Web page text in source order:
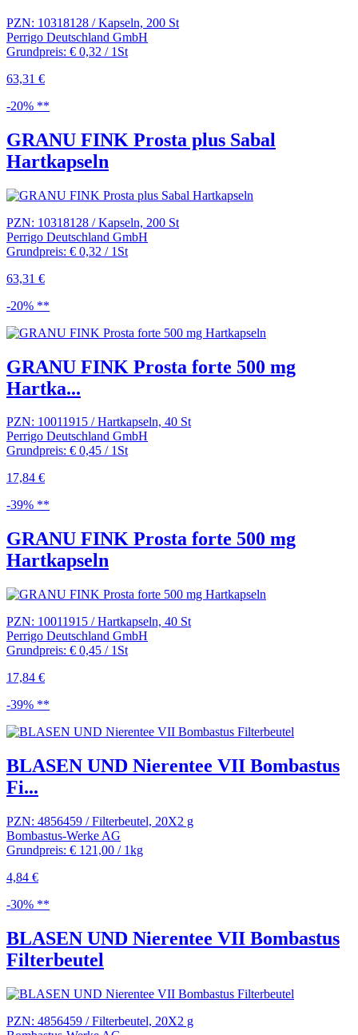
PZN: 10318128 / Kapseln, 200 St
Perrigo Deutschland GmbH
Grundpreis: € 0,32 / 1St
63,31 €
-20% **
GRANU FINK Prosta plus Sabal
Hartkapseln
PZN: 10318128 / Kapseln, 200 St
Perrigo Deutschland GmbH
Grundpreis: € 0,32 / 1St
63,31 €
-20% **
GRANU FINK Prosta forte 500 mg
Hartka...
PZN: 10011915 / Hartkapseln, 40 St
Perrigo Deutschland GmbH
Grundpreis: € 0,45 / 1St
17,84 €
-39% **
GRANU FINK Prosta forte 500 mg
Hartkapseln
PZN: 10011915 / Hartkapseln, 40 St
Perrigo Deutschland GmbH
Grundpreis: € 0,45 / 1St
17,84 €
-39% **
BLASEN UND Nierentee VII Bombastus
Fi...
PZN: 4856459 / Filterbeutel, 20X2 g
Bombastus-Werke AG
Grundpreis: € 121,00 / 1kg
4,84 €
-30% **
BLASEN UND Nierentee VII Bombastus
Filterbeutel
PZN: 4856459 / Filterbeutel, 20X2 g